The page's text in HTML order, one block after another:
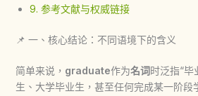
9. 参考文献与权威链接
📌 一、核心结论：不同语境下的含义
简单来说， graduate作为名词时泛指“毕
生、大学毕业生，甚至任何完成某一阶段